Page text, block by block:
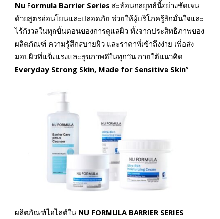
Nu Formula Barrier Series สะท้อนกลยุทธ์นี้อย่างชัดเจน
ด้วยสูตรอ่อนโยนและปลอดภัย ช่วยให้ผู้บริโภครู้สึกมั่นใจและ
ไร้กังวลในทุกขั้นตอนของการดูแลผิว ทั้งจากประสิทธิภาพของ
ผลิตภัณฑ์ ความรู้สึกสบายผิว และราคาที่เข้าถึงง่าย เพื่อส่ง
มอบผิวที่แข็งแรงและสุขภาพดีในทุกวัน ภายใต้แนวคิด
Everyday Strong Skin, Made for Sensitive Skin”
ผลิตภัณฑ์ไฮไลต์ใน NU FORMULA BARRIER SERIES